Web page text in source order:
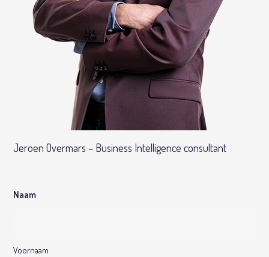
Jeroen Overmars – Business Intelligence consultant
Naam
Voornaam